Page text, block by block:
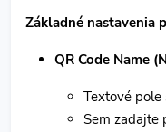
Základné nastavenia
QR Code Name
Textové pole
Sem zadajte